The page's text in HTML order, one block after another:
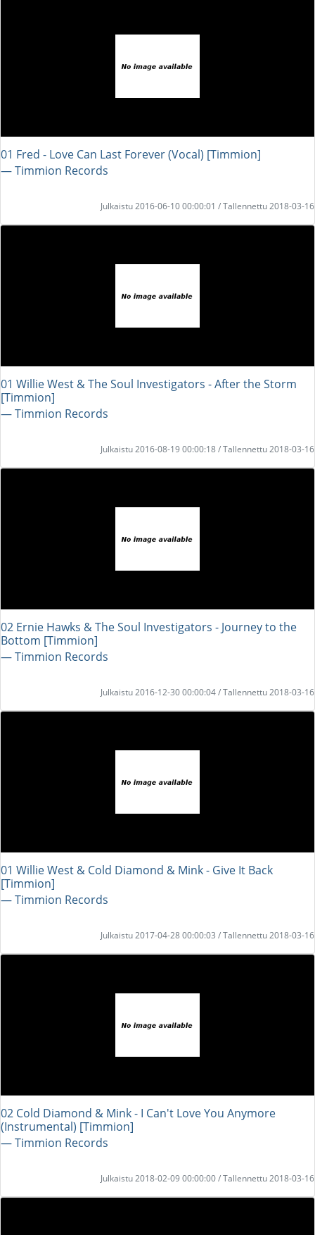
01 Fred - Love Can Last Forever (Vocal) [Timmion]
― Timmion Records
Julkaistu 2016-06-10 00:00:01 / Tallennettu 2018-03-16
01 Willie West & The Soul Investigators - After the Storm
[Timmion]
― Timmion Records
Julkaistu 2016-08-19 00:00:18 / Tallennettu 2018-03-16
02 Ernie Hawks & The Soul Investigators - Journey to the
Bottom [Timmion]
― Timmion Records
Julkaistu 2016-12-30 00:00:04 / Tallennettu 2018-03-16
01 Willie West & Cold Diamond & Mink - Give It Back
[Timmion]
― Timmion Records
Julkaistu 2017-04-28 00:00:03 / Tallennettu 2018-03-16
02 Cold Diamond & Mink - I Can't Love You Anymore
(Instrumental) [Timmion]
― Timmion Records
Julkaistu 2018-02-09 00:00:00 / Tallennettu 2018-03-16